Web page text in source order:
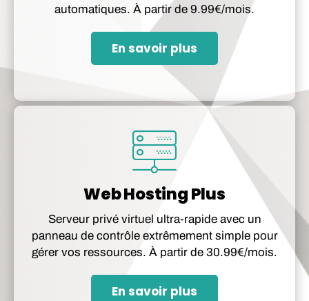
automatiques. À partir de 9.99€/mois.
En savoir plus
Web Hosting Plus
Serveur privé virtuel ultra-rapide avec un
panneau de contrôle extrêmement simple pour
gérer vos ressources. À partir de 30.99€/mois.
En savoir plus